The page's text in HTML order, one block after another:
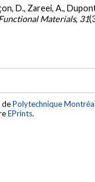
D., Zareei, A.,
Materials, 31
dePolytechnique
EPrints.